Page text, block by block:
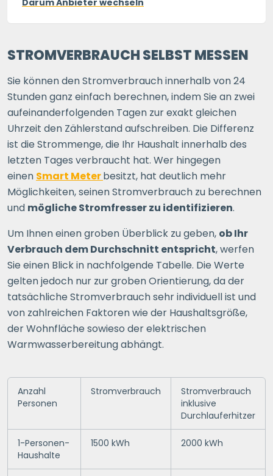
Darum Anbieter wechseln
STROMVERBRAUCH SELBST MESSEN
Sie können den Stromverbrauch innerhalb von 24
Stunden ganz einfach berechnen, indem Sie an zwei
aufeinanderfolgenden Tagen zur exakt gleichen
Uhrzeit den Zählerstand aufschreiben. Die Differenz
ist die Strommenge, die Ihr Haushalt innerhalb des
letzten Tages verbraucht hat. Wer hingegen
einen Smart Meterbesitzt, hat deutlich mehr
Möglichkeiten, seinen Stromverbrauch zu berechnen
und mögliche Stromfresser zu identifizieren.
Um Ihnen einen groben Überblick zu geben, ob Ihr
Verbrauch dem Durchschnitt entspricht, werfen
Sie einen Blick in nachfolgende Tabelle. Die Werte
gelten jedoch nur zur groben Orientierung, da der
tatsächliche Stromverbrauch sehr individuell ist und
von zahlreichen Faktoren wie der Haushaltsgröße,
der Wohnfläche sowieso der elektrischen
Warmwasserbereitung abhängt.
Anzahl
Personen
Stromverbrauch
Stromverbrauch
inklusive
Durchlauferhitzer
1-Personen-
Haushalte
1500 kWh 2000 kWh